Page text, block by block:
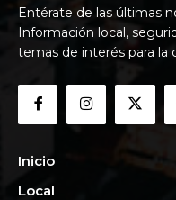
Entérate de las últimas
Información local,
temas de interés para la
Inicio
Local